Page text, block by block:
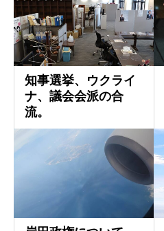
知事選挙、ウクライ
ナ、議会会派の合
流。